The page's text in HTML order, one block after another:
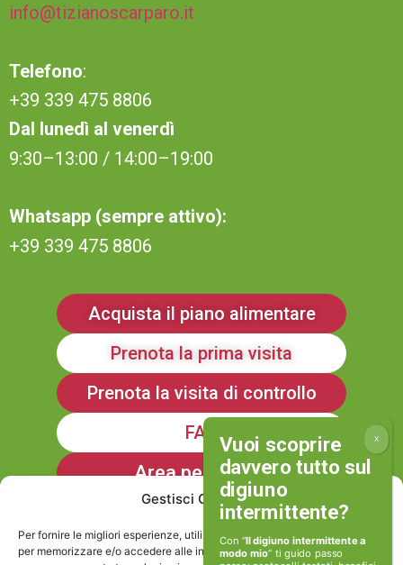
Gestisci Consenso
Per fornire le migliori esperienze, utilizziamo tecnologie come i cookie
per memorizzare e/o accedere alle informazioni del dispositivo. Il
info@tizianoscarparo.it
Telefono:
+39 339 475 8806
Dal lunedì al venerdì
9:30–13:00 / 14:00–19:00
Whatsapp (sempre attivo):
+39 339 475 8806
Acquista il piano alimentare
Prenota la prima visita
Prenota la visita di controllo
FAQ
Area personale
Iscriviti alla Newsletter
Con “Il digiuno intermittente a
modo mio” ti guido passo